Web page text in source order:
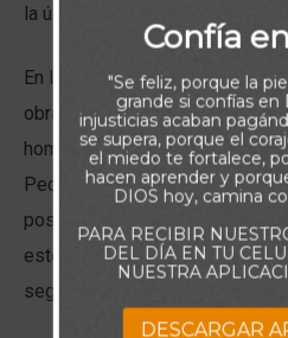
la última palabra.
En las escrituras de hoy vemos
obrar de Dios, se hace
hombre parece imposible o
Pedro capturado por el rey
posibilidades de sobrevivir,
este último ya había ejecutado
seguidores más cercanos de
Confía
"Se feliz, porque la
grande si confías en
injusticias acaban
se supera, porque el
el miedo te fortalece,
hacen aprender y
DIOS hoy, camina
PARA RECIBIR
DEL DÍA EN TU
NUESTRA
DESCARGAR